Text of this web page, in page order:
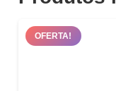
OFERTA!